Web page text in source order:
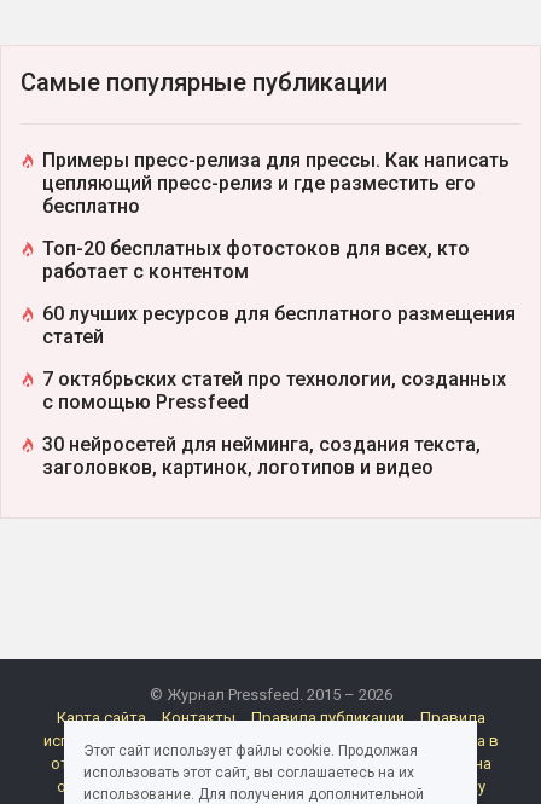
Самые популярные публикации
Примеры пресс-релиза для прессы. Как написать
цепляющий пресс-релиз и где разместить его
бесплатно
Топ-20 бесплатных фотостоков для всех, кто
работает с контентом
60 лучших ресурсов для бесплатного размещения
статей
7 октябрьских статей про технологии, созданных
с помощью Pressfeed
30 нейросетей для нейминга, создания текста,
заголовков, картинок, логотипов и видео
© Журнал Pressfeed. 2015 – 2026
Карта сайта
Контакты Правила публикации
Правила
использования материалов Pressfeed.Журнала
Политика в
отношении обработки персональных данных
Согласие на
обработку персональных данных
Согласие на рассылку
Этот сайт использует файлы cookie. Продолжая
использовать этот сайт, вы соглашаетесь на их
использование. Для получения дополнительной